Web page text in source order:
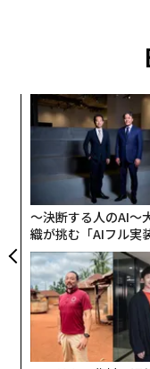
〜決断する人のAI〜
織が挑む「AIフル実
う”企業から“動く”
TTドコモビジネス